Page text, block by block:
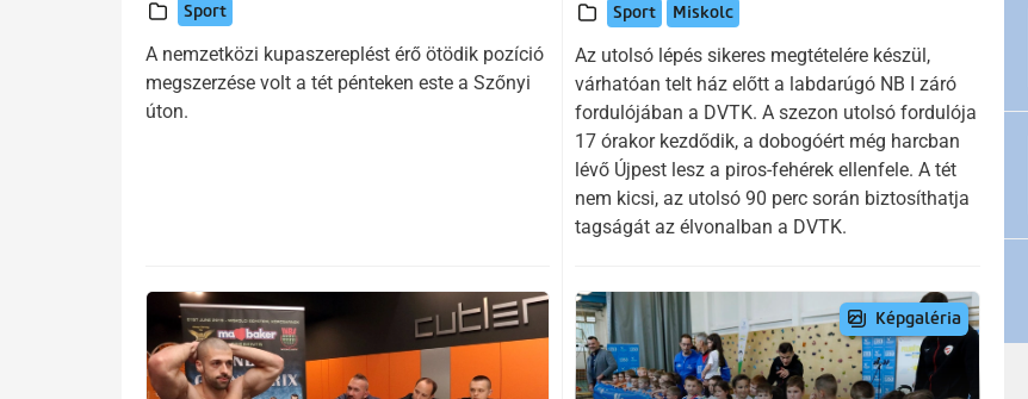
Sport
A nemzetközi kupaszereplést érő ötödik pozíció
megszerzése volt a tét pénteken este a Szőnyi
úton.
Sport Miskolc
Az utolsó lépés sikeres megtételére készül,
várhatóan telt ház előtt a labdarúgó NB I záró
fordulójában a DVTK. A szezon utolsó fordulója
17 órakor kezdődik, a dobogóért még harcban
lévő Újpest lesz a piros-fehérek ellenfele. A tét
nem kicsi, az utolsó 90 perc során biztosíthatja
tagságát az élvonalban a DVTK.
Képgaléria